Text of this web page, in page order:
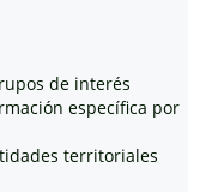
de interés
específica por
territoriales